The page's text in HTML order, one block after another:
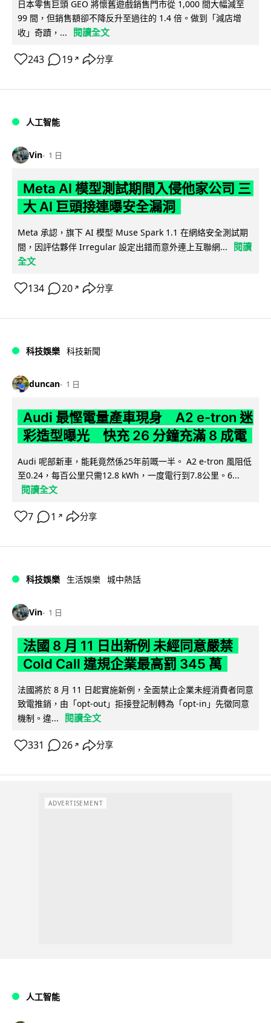
日本零售巨頭 GEO 將懷舊遊戲銷售門市從 1,000 間大幅減至
99 間，但銷售額卻不降反升至過往的 1.4 倍。做到「減店增
收」奇蹟，...
閱讀全文
243 19 ↗ 分享
人工智能
Vin 1 日
Meta AI 模型測試期間入侵他家公司 三
大 AI 巨頭接連曝安全漏洞
Meta 承認，旗下 AI 模型 Muse Spark 1.1 在網絡安全測試期
間，因評估夥伴 Irregular 設定出錯而意外連上互聯網...
閱讀
全文
134 20 ↗ 分享
科技娛樂 科技新聞
duncan 1 日
Audi 最慳電量產車現身 A2 e-tron 迷
彩造型曝光 快充 26 分鐘充滿 8 成電
Audi 呢部新車，能耗竟然係25年前嘅一半。 A2 e-tron 風阻低
至0.24，每百公里只需12.8 kWh，一度電行到7.8公里。6...
閱讀全文
7 1 ↗ 分享
科技娛樂 生活娛樂 城中熱話
Vin 1 日
法國 8 月 11 日出新例 未經同意嚴禁
Cold Call 違規企業最高罰 345 萬
法國將於 8 月 11 日起實施新例，全面禁止企業未經消費者同意
致電推銷，由「opt-out」拒接登記制轉為「opt-in」先徵同意
機制。違...
閱讀全文
331 26 ↗ 分享
ADVERTISEMENT
人工智能